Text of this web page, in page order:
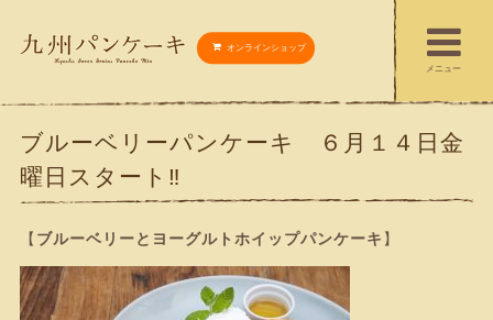
オンラインショップ
メニュー
ブルーベリーパンケーキ ６月１４日金
曜日スタート‼︎
【 ブルーベリーとヨーグルトホイップパンケーキ 】